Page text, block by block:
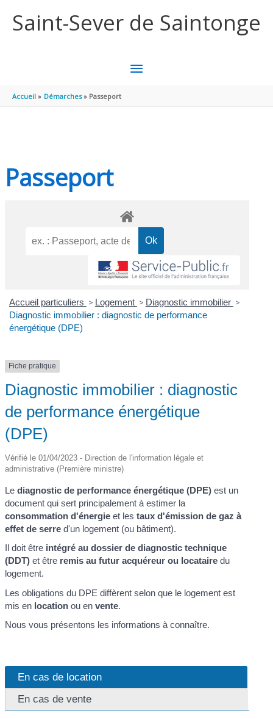
Saint-Sever de Saintonge
MENU
Accueil Démarches Passeport
Passeport
Accueil particuliers > Logement > Diagnostic immobilier >
Diagnostic immobilier : diagnostic de performance
énergétique (DPE)
Fiche pratique
Diagnostic immobilier : diagnostic
de performance énergétique
(DPE)
Vérifié le 01/04/2023 - Direction de l'information légale et
administrative (Première ministre)
Lediagnostic de performance énergétique (DPE) est un
document qui sert principalement à estimer la
consommation d'énergie et lestaux d'émission de gaz à
effet de serre d'un logement (ou bâtiment).
Il doit être intégré au dossier de diagnostic technique
(DDT) et être remis au futur acquéreur ou locataire du
logement.
Les obligations du DPE diffèrent selon que le logement est
mis en location ou envente.
Nous vous présentons les informations à connaître.
En cas de location
En cas de vente